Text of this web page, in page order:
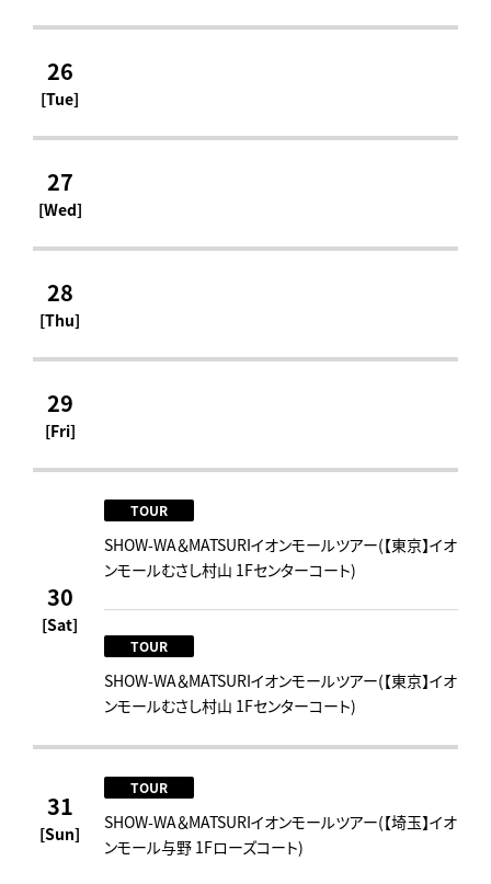
26
[Tue]
27
[Wed]
28
[Thu]
29
[Fri]
30
[Sat]
TOUR
SHOW-WA＆MATSURIイオンモールツアー(【東京】イオ
ンモールむさし村山 1Fセンターコート)
TOUR
SHOW-WA＆MATSURIイオンモールツアー(【東京】イオ
ンモールむさし村山 1Fセンターコート)
31
[Sun]
TOUR
SHOW-WA＆MATSURIイオンモールツアー(【埼玉】イオ
ンモール与野 1Fローズコート)